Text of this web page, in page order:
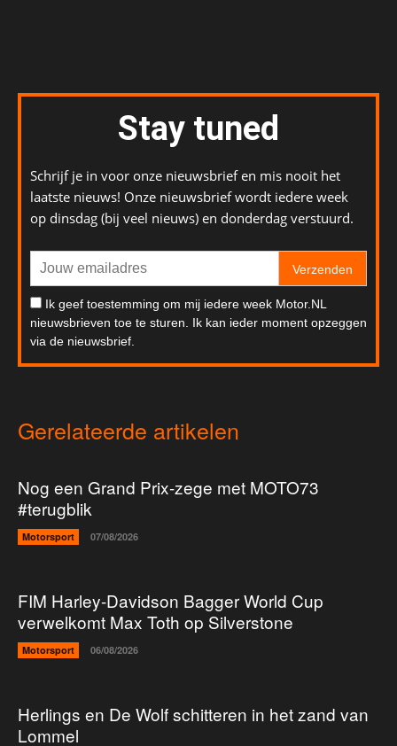
Stay tuned
Schrijf je in voor onze nieuwsbrief en mis nooit het
laatste nieuws! Onze nieuwsbrief wordt iedere week
op dinsdag (bij veel nieuws) en donderdag verstuurd.
Verzenden
Ik geef toestemming om mij iedere week Motor.NL
nieuwsbrieven toe te sturen. Ik kan ieder moment opzeggen
via de nieuwsbrief.
Gerelateerde artikelen
Nog een Grand Prix-zege met MOTO73
#terugblik
Motorsport 07/08/2026
FIM Harley-Davidson Bagger World Cup
verwelkomt Max Toth op Silverstone
Motorsport 06/08/2026
Herlings en De Wolf schitteren in het zand van
Lommel